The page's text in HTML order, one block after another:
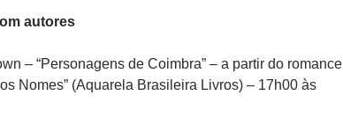
autores
– “Personagens de Coimbra” – a partir do romance
Nomes” (Aquarela Brasileira Livros) – 17h00 às